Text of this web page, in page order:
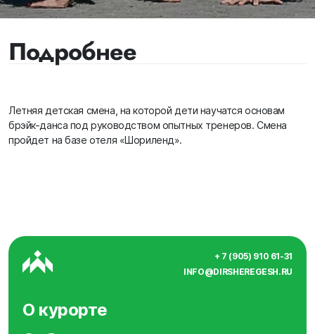
Подробнее
Летняя детская смена, на которой дети научатся основам
брэйк-данса под руководством опытных тренеров. Смена
пройдет на базе отеля «Шориленд».
+ 7 (905) 910 61-31
INFO@DIRSHEREGESH.RU
О курорте